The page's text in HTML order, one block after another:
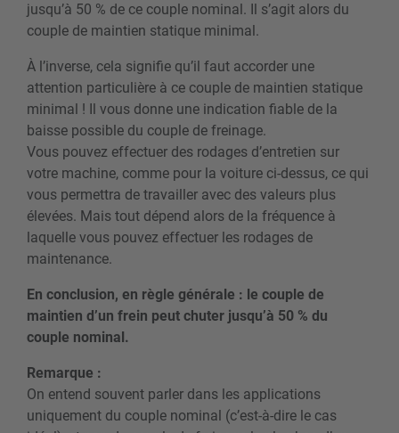
jusqu’à 50 % de ce couple nominal. Il s’agit alors du
couple de maintien statique minimal.
À l’inverse, cela signifie qu’il faut accorder une
attention particulière à ce couple de maintien statique
minimal ! Il vous donne une indication fiable de la
baisse possible du couple de freinage.
Vous pouvez effectuer des rodages d’entretien sur
votre machine, comme pour la voiture ci-dessus, ce qui
vous permettra de travailler avec des valeurs plus
élevées. Mais tout dépend alors de la fréquence à
laquelle vous pouvez effectuer les rodages de
maintenance.
En conclusion, en règle générale : le couple de
maintien d’un frein peut chuter jusqu’à 50 % du
couple nominal.
Remarque :
On entend souvent parler dans les applications
uniquement du couple nominal (c’est-à-dire le cas